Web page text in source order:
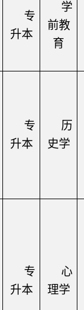
专
升本
学
前教
育
专
升本
历
史学
专
升本
心
理学